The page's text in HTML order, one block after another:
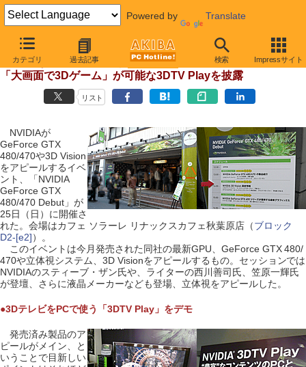
Powered by Translate
カテゴリ 過去記事 検索 Impressサイト
【 2010年4月27日号 】
NVIDIAがGTX 480発売イベント実施、
「大画面で3Dゲーム」が可能な3DTV Playを披露
リスト
NVIDIAが
GeForce GTX
480/470や3D Vision
をアピールするイベ
ント、「NVIDIA
GeForce GTX
480/470 Debut」が
25日（日）に開催さ
れた。会場はカフェ ソラーレ リナックスカフェ秋葉原店（ブロック
D2-[e2]）。
このイベントは今月発売された同社の最新GPU、GeForce GTX 480/
470や立体視システム、3D Visionをアピールするもの。セッションでは
NVIDIAのスティーブ・ザン氏や、ライターの西川善司氏、笠原一輝氏
が登壇、さらに液晶メーカーなども登場、立体視をアピールした。
●3DテレビをPCで使う「3DTV Play」をデモ
発売済み製品のア
ピールがメイン、と
いうことで目新しい